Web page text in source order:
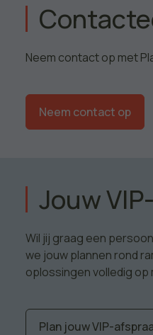
Neem contact op met
Neem contact op
Jouw
Wil jij graag een
we jouw plannen rond
oplossingen volledig
Plan jouw VIP-